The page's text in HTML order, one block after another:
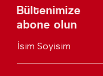
Bültenimize
abone olun
İsim Soyisim